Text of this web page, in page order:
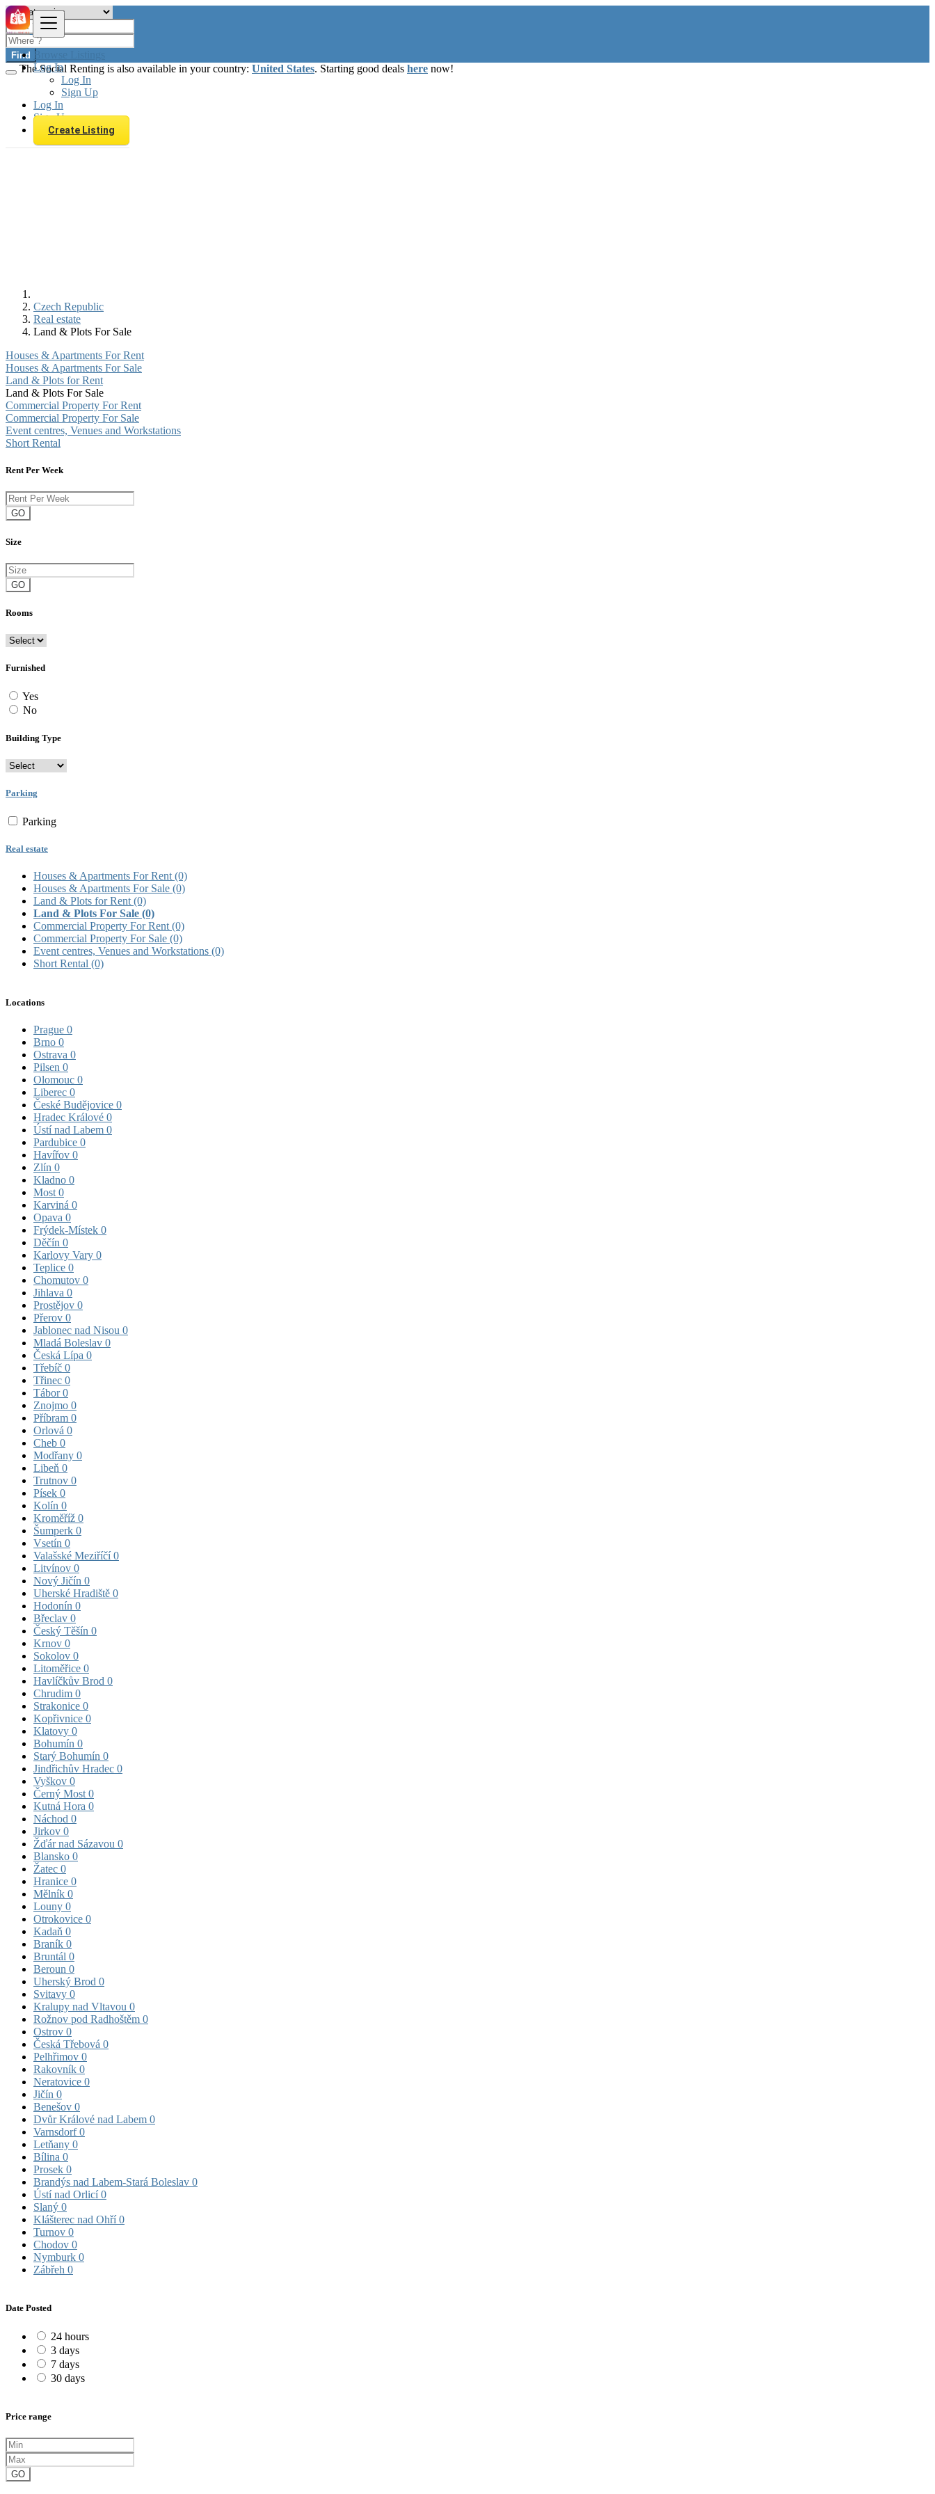
Browse Listings
Log In
Log In
Sign Up
Log In
Sign Up
Create Listing
Find
The Social Renting is also available in your country: United States. Starting good deals here now!
Czech Republic
Real estate
Land & Plots For Sale
Houses & Apartments For Rent
Houses & Apartments For Sale
Land & Plots for Rent
Land & Plots For Sale
Commercial Property For Rent
Commercial Property For Sale
Event centres, Venues and Workstations
Short Rental
Rent Per Week
GO
Size
GO
Rooms
Furnished
Yes
No
Building Type
Parking
Parking
Real estate
Houses & Apartments For Rent(0)
Houses & Apartments For Sale (0)
Land & Plots for Rent(0)
Land & Plots For Sale (0)
Commercial Property For Rent(0)
Commercial Property For Sale (0)
Event centres, Venues and Workstations (0)
Short Rental (0)
Locations
Prague 0
Brno 0
Ostrava 0
Pilsen 0
Olomouc 0
Liberec 0
České Budějovice 0
Hradec Králové 0
Ústí nad Labem 0
Pardubice 0
Havířov 0
Zlín 0
Kladno 0
Most 0
Karviná 0
Opava 0
Frýdek-Místek 0
Děčín 0
Karlovy Vary 0
Teplice 0
Chomutov 0
Jihlava 0
Prostějov 0
Přerov 0
Jablonec nad Nisou 0
Mladá Boleslav 0
Česká Lípa 0
Třebíč 0
Třinec 0
Tábor0
Znojmo 0
Příbram 0
Orlová 0
Cheb 0
Modřany 0
Libeň 0
Trutnov 0
Písek 0
Kolín 0
Kroměříž 0
Šumperk 0
Vsetín 0
Valašské Meziříčí0
Litvínov 0
Nový Jičín 0
Uherské Hradiště 0
Hodonín 0
Břeclav 0
Český Těšín 0
Krnov 0
Sokolov 0
Litoměřice 0
Havlíčkův Brod 0
Chrudim 0
Strakonice 0
Kopřivnice 0
Klatovy 0
Bohumín 0
Starý Bohumín 0
Jindřichův Hradec 0
Vyškov 0
Černý Most 0
Kutná Hora 0
Náchod 0
Jirkov 0
Žďár nad Sázavou 0
Blansko 0
Žatec 0
Hranice 0
Mělník 0
Louny 0
Otrokovice 0
Kadaň 0
Braník 0
Bruntál 0
Beroun 0
Uherský Brod 0
Svitavy 0
Kralupy nad Vltavou 0
Rožnov pod Radhoštěm 0
Ostrov 0
Česká Třebová 0
Pelhřimov 0
Rakovník 0
Neratovice 0
Jičín 0
Benešov 0
Dvůr Králové nad Labem 0
Varnsdorf0
Letňany 0
Bílina 0
Prosek 0
Brandýs nad Labem-Stará Boleslav 0
Ústí nad Orlicí0
Slaný 0
Klášterec nad Ohří0
Turnov 0
Chodov 0
Nymburk 0
Zábřeh 0
Date Posted
24 hours
3 days
7 days
30 days
Price range
GO